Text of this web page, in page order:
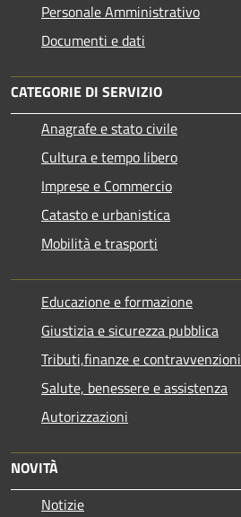
Personale Amministrativo
Documenti e dati
CATEGORIE DI SERVIZIO
Anagrafe e stato civile
Cultura e tempo libero
Imprese e Commercio
Catasto e urbanistica
Mobilità e trasporti
Educazione e formazione
Giustizia e sicurezza pubblica
Tributi,finanze e contravvenzioni
Salute, benessere e assistenza
Autorizzazioni
NOVITÀ
Notizie